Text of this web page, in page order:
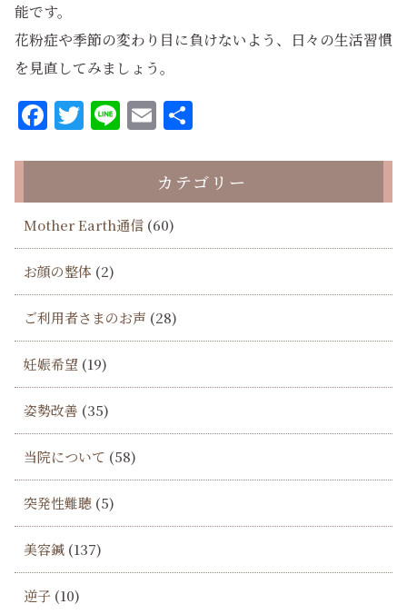
能です。
花粉症や季節の変わり目に負けないよう、日々の生活習慣
を見直してみましょう。
Facebook
Twitter
LineEmail
カテゴリー
Mother Earth通信 (60)
お顔の整体 (2)
ご利用者さまのお声 (28)
妊娠希望 (19)
姿勢改善 (35)
当院について (58)
突発性難聴 (5)
美容鍼 (137)
逆子 (10)